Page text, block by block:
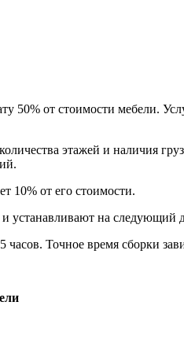
50% от стоимости мебели.
этажей и наличия
10% от его стоимости.
устанавливают на следующий
Точное время сборки